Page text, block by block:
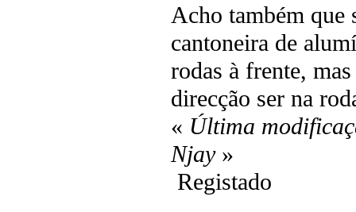
Acho também que
cantoneira de
rodas à frente,
direcção ser na
« Última
Njay»
Registado